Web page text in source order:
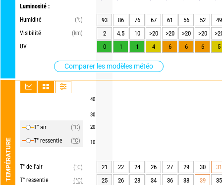
Luminosité :
Humidité
(%)
Visibilité
(km)
UV
Comparer les modèles météo
TEMPÉRATURE
T° air
(°C)
T° ressentie
(°C)
T° de l'air
(°C)
T° ressentie
(°C)
40
30
20
10
93 86 76 67 61 56 52
49
2
4.5 10 >20 >20 >20 >20
0
1 1 4 6 6 6 5
21 22 24 26 27 29 30
31
25
26 28 34 36 38 39
35